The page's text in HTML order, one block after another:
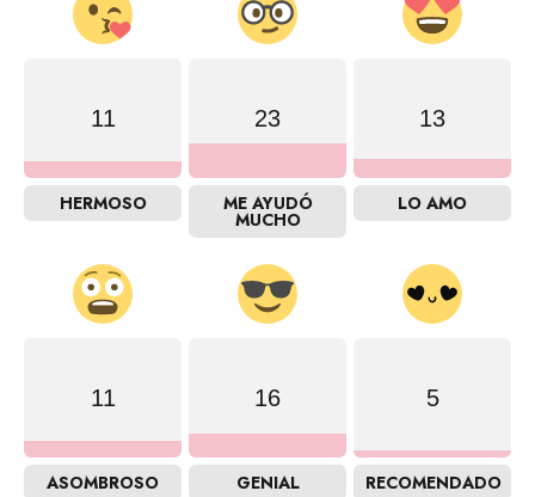
11
HERMOSO
23
ME AYUDÓ
MUCHO
13
LO AMO
11
ASOMBROSO
16
GENIAL
5
RECOMENDADO